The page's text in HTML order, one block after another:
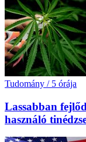
Tudomány / 5 órája
Lassabban
használó